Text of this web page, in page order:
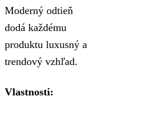
Moderný odtieň
dodá každému
produktu luxusný a
trendový vzhľad.
Vlastnosti: